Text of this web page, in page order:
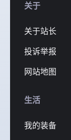
关于
关于站长
投诉举报
网站地图
生活
我的装备